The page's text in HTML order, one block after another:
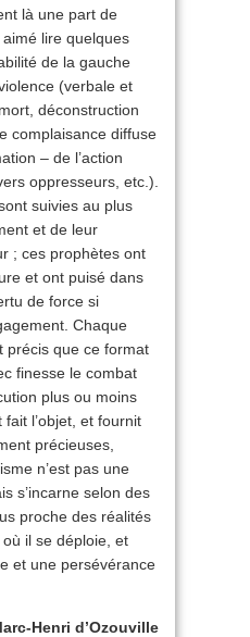
là une part de
lire quelques
de la gauche
(verbale et
déconstruction
complaisance diffuse
– de l’action
oppresseurs, etc.).
suivies au plus
et de leur
; ces prophètes ont
et ont puisé dans
de force si
Chaque
précis que ce format
finesse le combat
plus ou moins
l’objet, et fournit
précieuses,
n’est pas une
s’incarne selon des
proche des réalités
il se déploie, et
et une persévérance
Henri d’Ozouville